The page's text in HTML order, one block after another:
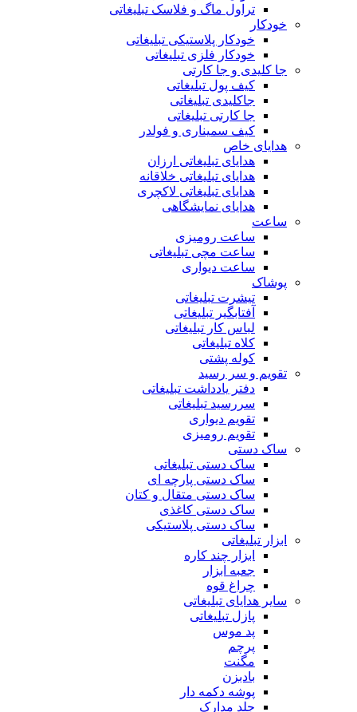
تراول ماگ و فلاسک تبلیغاتی
خودکار
خودکار پلاستیکی تبلیغاتی
خودکار فلزی تبلیغاتی
جا کلیدی و جا کارتی
کیف پول تبلیغاتی
جاکلیدی تبلیغاتی
جا کارتی تبلیغاتی
کیف سمیناری و فولدر
هدایای خاص
هدایای تبلیغاتی ارزان
هدایای تبلیغاتی خلاقانه
هدایای تبلیغاتی لاکچری
هدایای نمایشگاهی
ساعت
ساعت رومیزی
ساعت مچی تبلیغاتی
ساعت دیواری
پوشاک
تیشرت تبلیغاتی
آفتابگیر تبلیغاتی
لباس کار تبلیغاتی
کلاه تبلیغاتی
کوله پشتی
تقویم و سر رسید
دفتر یادداشت تبلیغاتی
سررسید تبلیغاتی
تقویم دیواری
تقویم رومیزی
ساک دستی
ساک دستی تبلیغاتی
ساک دستی پارچه ای
ساک دستی متقال و کتان
ساک دستی کاغذی
ساک دستی پلاستیکی
ابزار تبلیغاتی
ابزار چند کاره
جعبه ابزار
چراغ قوه
سایر هدایای تبلیغاتی
پازل تبلیغاتی
پد موس
پرچم
مگنت
بادبزن
پوشه دکمه دار
جلد مدارک